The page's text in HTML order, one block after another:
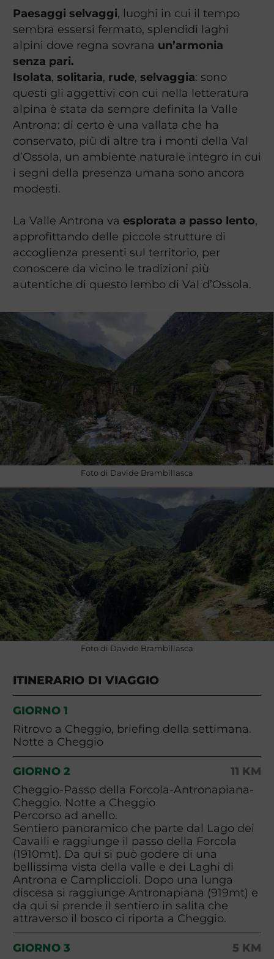
Paesaggi selvaggi, luoghi in cui il tempo
sembra essersi fermato, splendidi laghi
alpini dove regna sovrana un’armonia
senza pari.
Isolata, solitaria, rude, selvaggia: sono
questi gli aggettivi con cui nella letteratura
alpina è stata da sempre definita la Valle
Antrona: di certo è una vallata che ha
conservato, più di altre tra i monti della Val
d’Ossola, un ambiente naturale integro in cui
i segni della presenza umana sono ancora
modesti.
La Valle Antrona va esplorata a passo lento,
approfittando delle piccole strutture di
accoglienza presenti sul territorio, per
conoscere da vicino le tradizioni più
autentiche di questo lembo di Val d’Ossola.
Foto di Davide Brambillasca
Foto di Davide Brambillasca
ITINERARIO DI VIAGGIO
GIORNO 1
Ritrovo a Cheggio, briefing della settimana.
Notte a Cheggio
GIORNO 2
11 KM
Cheggio-Passo della Forcola-Antronapiana-
Cheggio. Notte a Cheggio
Percorso ad anello.
Sentiero panoramico che parte dal Lago dei
Cavalli e raggiunge il passo della Forcola
(1910mt). Da qui si può godere di una
bellissima vista della valle e dei Laghi di
Antrona e Campliccioli. Dopo una lunga
discesa si raggiunge Antronapiana (919mt) e
da qui si prende il sentiero in salita che
attraverso il bosco ci riporta a Cheggio.
GIORNO 3
5 KM